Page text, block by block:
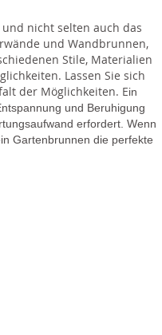
nicht selten auch das
und Wandbrunnen,
Stile, Materialien
Lassen Sie sich
der Möglichkeiten. Ein
und Beruhigung
erfordert. Wenn
Gartenbrunnen die perfekte